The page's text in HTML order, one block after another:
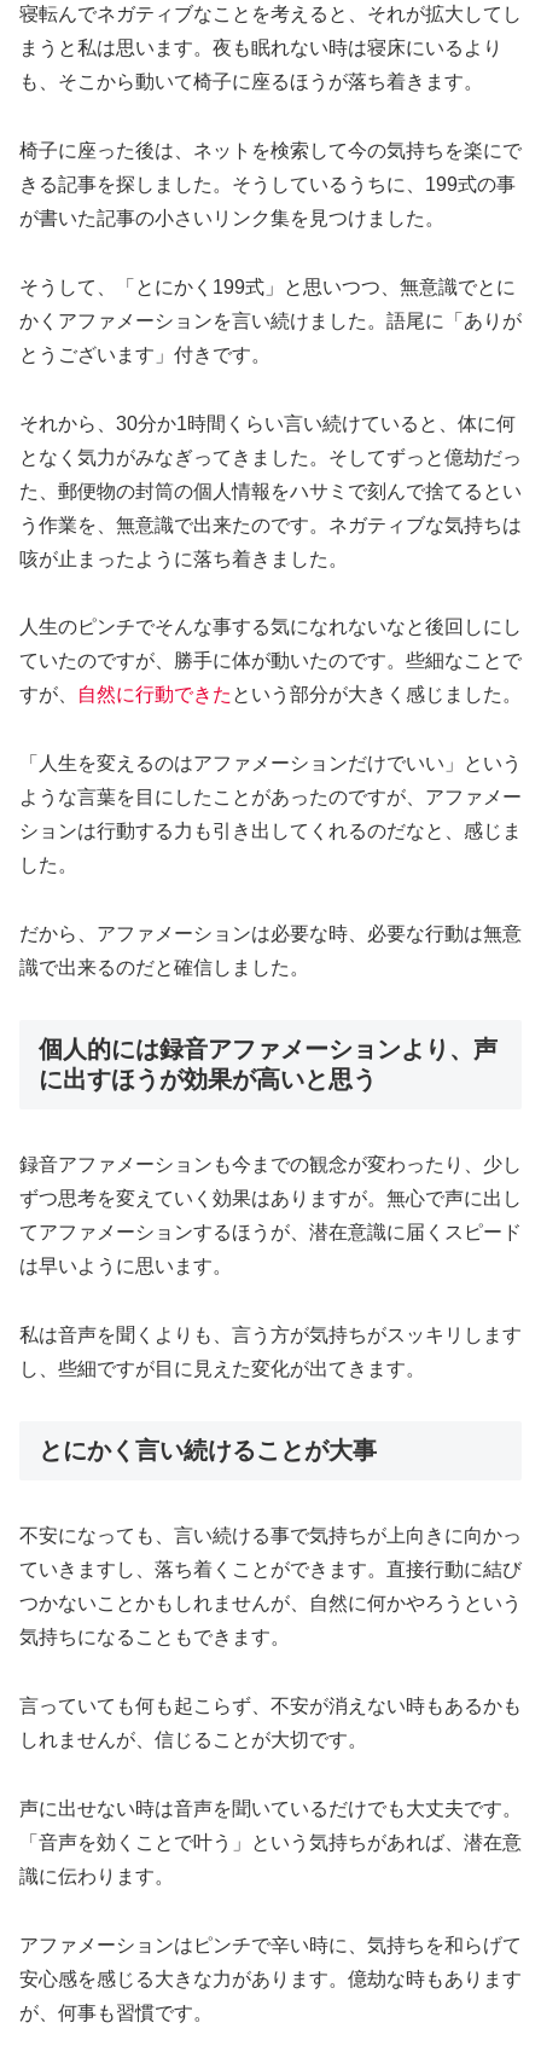
寝転んでネガティブなことを考えると、それが拡大してし
まうと私は思います。夜も眠れない時は寝床にいるより
も、そこから動いて椅子に座るほうが落ち着きます。
椅子に座った後は、ネットを検索して今の気持ちを楽にで
きる記事を探しました。そうしているうちに、199式の事
が書いた記事の小さいリンク集を見つけました。
そうして、「とにかく199式」と思いつつ、無意識でとに
かくアファメーションを言い続けました。語尾に「ありが
とうございます」付きです。
それから、30分か1時間くらい言い続けていると、体に何
となく気力がみなぎってきました。そしてずっと億劫だっ
た、郵便物の封筒の個人情報をハサミで刻んで捨てるとい
う作業を、無意識で出来たのです。ネガティブな気持ちは
咳が止まったように落ち着きました。
人生のピンチでそんな事する気になれないなと後回しにし
ていたのですが、勝手に体が動いたのです。些細なことで
すが、
自然に行動できた という部分が大きく感じました。
「人生を変えるのはアファメーションだけでいい」という
ような言葉を目にしたことがあったのですが、アファメー
ションは行動する力も引き出してくれるのだなと、感じま
した。
だから、アファメーションは必要な時、必要な行動は無意
識で出来るのだと確信しました。
個人的には録音アファメーションより、声
に出すほうが効果が高いと思う
録音アファメーションも今までの観念が変わったり、少し
ずつ思考を変えていく効果はありますが。無心で声に出し
てアファメーションするほうが、潜在意識に届くスピード
は早いように思います。
私は音声を聞くよりも、言う方が気持ちがスッキリします
し、些細ですが目に見えた変化が出てきます。
とにかく言い続けることが大事
不安になっても、言い続ける事で気持ちが上向きに向かっ
ていきますし、落ち着くことができます。直接行動に結び
つかないことかもしれませんが、自然に何かやろうという
気持ちになることもできます。
言っていても何も起こらず、不安が消えない時もあるかも
しれませんが、信じることが大切です。
声に出せない時は音声を聞いているだけでも大丈夫です。
「音声を効くことで叶う」という気持ちがあれば、潜在意
識に伝わります。
アファメーションはピンチで辛い時に、気持ちを和らげて
安心感を感じる大きな力があります。億劫な時もあります
が、何事も習慣です。